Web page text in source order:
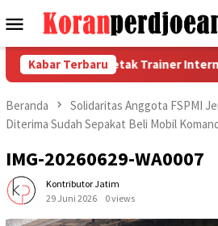
ke
Menu
Mobile
Kabar Terbaru
dan Cetak Trainer Internal,
Beranda
Solidaritas Anggota FSPMI
Diterima Sudah Sepakat Beli Mobil
IMG-20260629-WA0007
Kontributor Jatim
29 Juni 2026
0 views